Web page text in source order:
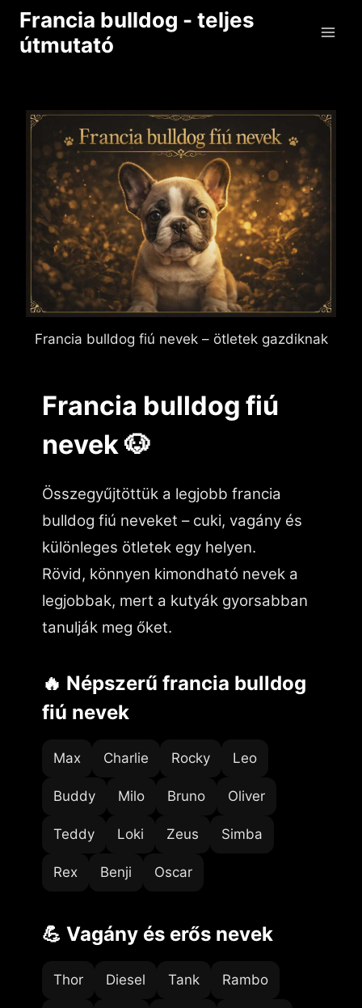
Skip
content
Francia bulldog - teljes
útmutató
Francia bulldog fiú nevek – ötletek gazdiknak
Francia bulldog fiú
nevek 🐶
Összegyűjtöttük a legjobb francia
bulldog fiú neveket – cuki, vagány és
különleges ötletek egy helyen.
Rövid, könnyen kimondható nevek a
legjobbak, mert a kutyák gyorsabban
tanulják meg őket.
🔥 Népszerű francia bulldog
fiú nevek
Max Charlie Rocky Leo
Buddy Milo Bruno Oliver
Teddy Loki Zeus Simba
Rex Benji Oscar
💪 Vagány és erős nevek
Thor Diesel Tank Rambo